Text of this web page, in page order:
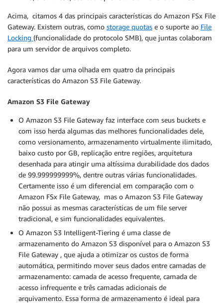
Acima, citamos 4 das principais características do Amazon FSx File
Gateway. Existem outras, como storage quotas e o suporte ao File
Locking (funcionalidade do protocolo SMB), que juntas colaboram
para um servidor de arquivos completo.
Agora vamos dar uma olhada em quatro da principais
características do Amazon S3 File Gateway.
Amazon S3 File Gateway
O Amazon S3 File Gateway faz interface com seus buckets e
com isso herda algumas das melhores funcionalidades dele,
como versionamento, armazenamento virtualmente ilimitado,
baixo custo por GB, replicação entre regiões, arquitetura
desenhada para atingir uma altíssima durabilidade dos dados
de 99.999999999%, dentre outras várias funcionalidades.
Certamente isso é um diferencial em comparação com o
Amazon FSx File Gateway, mas o Amazon S3 File Gateway
não possui as mesmas características de um file server
tradicional, e sim funcionalidades equivalentes.
O Amazon S3 Intelligent-Tiering é uma classe de
armazenamento do Amazon S3 disponível para o Amazon S3
File Gateway , que ajuda a otimizar os custos de forma
automática, permitindo mover seus dados entre camadas de
armazenamento: camada de acesso frequente, camada de
acesso infrequente e três camadas adicionais de
arquivamento. Essa forma de armazenamento é ideal para